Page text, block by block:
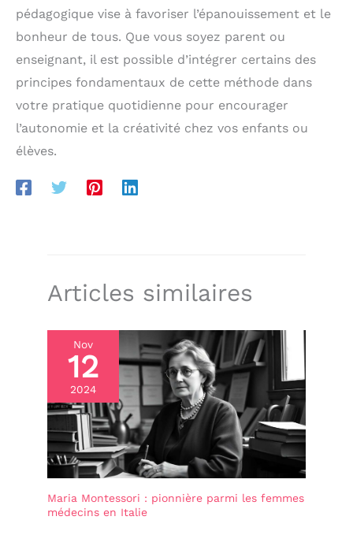
pédagogique vise à favoriser l’épanouissement et le
bonheur de tous. Que vous soyez parent ou
enseignant, il est possible d’intégrer certains des
principes fondamentaux de cette méthode dans
votre pratique quotidienne pour encourager
l’autonomie et la créativité chez vos enfants ou
élèves.
Articles similaires
Nov
12
2024
Maria Montessori : pionnière parmi les femmes
médecins en Italie